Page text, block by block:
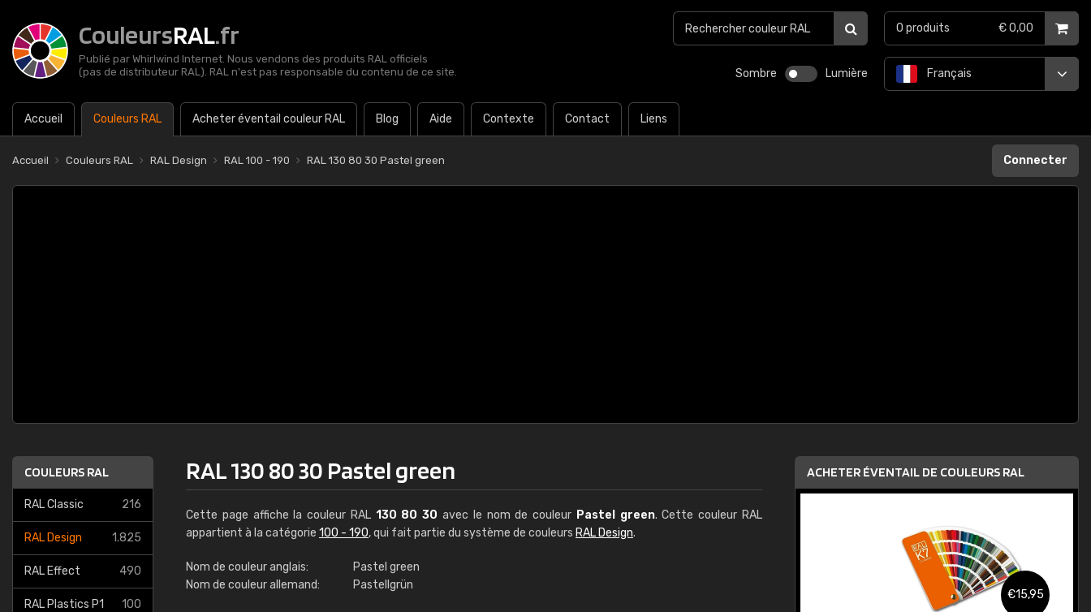
CouleursRAL.fr
Publié par Whirlwind Internet. Nous vendons des produits RAL officiels
(pas de distributeur RAL). RAL n'est pas responsable du contenu de ce site.
Sombre Lumière
Accueil Couleurs RAL Acheter éventail couleur RAL Blog Aide Contexte Contact Liens
Français
0 produits € 0,00
Accueil Couleurs RAL RAL Design RAL 100 - 190 RAL 130 80 30 Pastel green Connecter
COULEURS RAL
RAL Classic 216
RAL Design 1.825
RAL Effect 490
RAL Plastics P1 100
RAL 130 80 30 Pastel green
Cette page affiche la couleur RAL 130 80 30 avec le nom de couleur Pastel green. Cette couleur RAL
appartient à la catégorie 100 - 190, qui fait partie du système de couleurs RAL Design.
Nom de couleur anglais:
Pastel green
Nom de couleur allemand:
Pastellgrün
ACHETER ÉVENTAIL DE COULEURS RAL
€15,95